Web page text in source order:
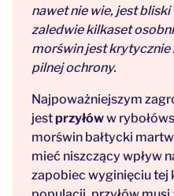
nawet nie wie, jest
zaledwie kilkaset
morświn jest
pilnej ochrony.
Najpoważniejszym
jestprzyłóww
morświn bałtycki
mieć niszczący wpływ
zapobiec wyginięciu tej